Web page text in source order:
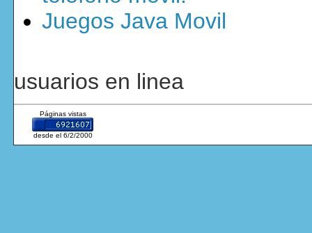
Juegos Java Movil
usuarios en linea
Páginas vistas
desde el 6/2/2000